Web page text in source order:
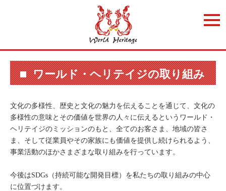
t
o
l
n
a
v
i
t
i
ワールド・ヘリテイジの取り組み
文化の多様性、歴史と文化の魅力を伝えることを通じて、文化の
多様性の意味とその価値を世界の人々に伝えるというワールド・
ヘリテイジのミッションのもと、全てのお客さま、地域の皆さ
ま、そして従業員やその家族にも価値を提供し続けられるよう、
事業活動のほかさまざまな取り組みを行っています。
今後はSDGs（持続可能な開発目標）を私たちの取り組みの中心
に位置づけます。